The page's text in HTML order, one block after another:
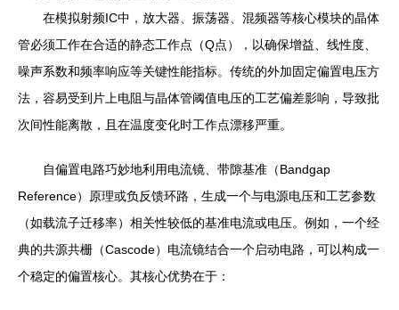
在模拟射频IC中，放大器、振荡器、混频器等核心模块的晶体
管必须工作在合适的静态工作点（Q点），以确保增益、线性度、
噪声系数和频率响应等关键性能指标。传统的外加固定偏置电压方
法，容易受到片上电阻与晶体管阈值电压的工艺偏差影响，导致批
次间性能离散，且在温度变化时工作点漂移严重。
自偏置电路巧妙地利用电流镜、带隙基准（Bandgap
Reference）原理或负反馈环路，生成一个与电源电压和工艺参数
（如载流子迁移率）相关性较低的基准电流或电压。例如，一个经
典的共源共栅（Cascode）电流镜结合一个启动电路，可以构成一
个稳定的偏置核心。其核心优势在于：